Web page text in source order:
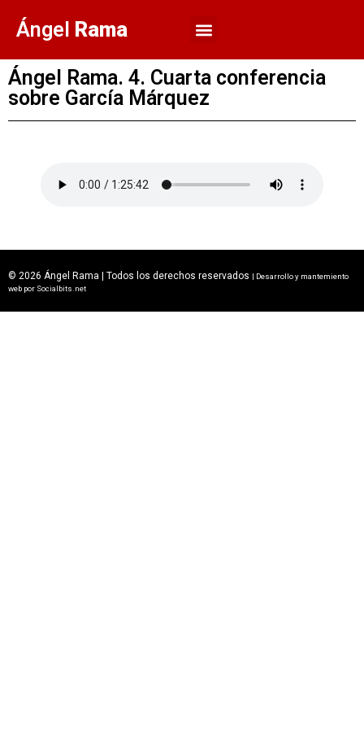
Ángel Rama
Ángel Rama. 4. Cuarta conferencia
sobre García Márquez
© 2026 Ángel Rama | Todos los derechos reservados | Desarrollo y mantemiento
web por Socialbits.net